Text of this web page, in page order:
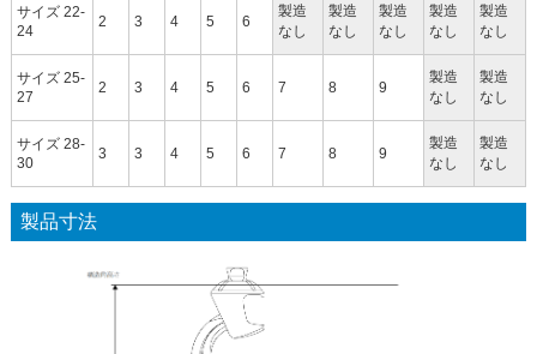
サイズ 22-
24
2 3 4 5 6
製造
なし
製造
なし
製造
なし
製造
なし
製造
なし
サイズ 25-
27
2 3 4 5 6 7 8 9
製造
なし
製造
なし
サイズ 28-
30
3 3 4 5 6 7 8 9
製造
なし
製造
なし
製品寸法